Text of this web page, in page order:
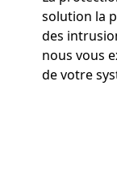
solution la
des
nous vous
de votre